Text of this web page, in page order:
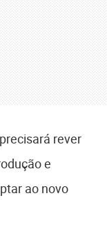
rever
e
ao novo